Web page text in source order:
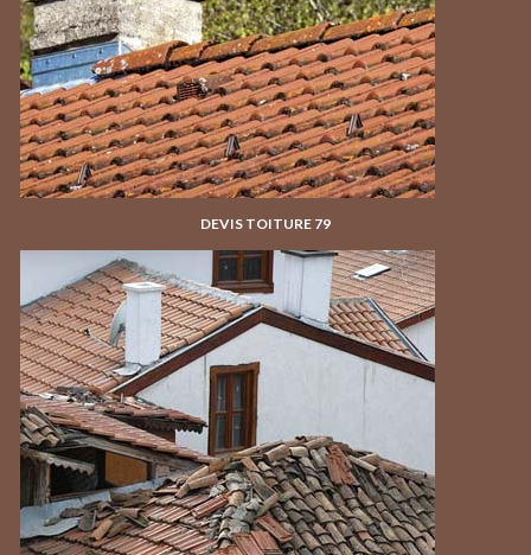
DEVIS TOITURE 79